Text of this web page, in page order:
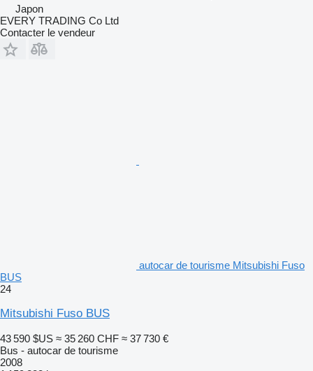
Japon
EVERY TRADING Co Ltd
Contacter le vendeur
autocar de tourisme Mitsubishi Fuso
BUS
24
Mitsubishi Fuso BUS
43 590 $US ≈ 35 260 CHF ≈ 37 730 €
Bus - autocar de tourisme
2008